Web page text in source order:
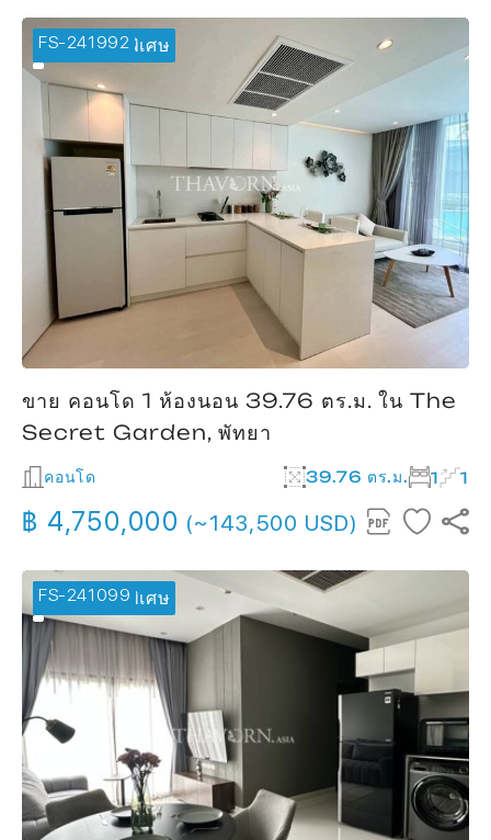
FS-241992
🔥 ข้อเสนอพิเศษ
ขาย คอนโด 1 ห้องนอน 39.76 ตร.ม. ใน The
Secret Garden, พัทยา
คอนโด 39.76 ตร.ม. 1 1
฿ 4,750,000 (~143,500 USD)
FS-241099
🔥 ข้อเสนอพิเศษ